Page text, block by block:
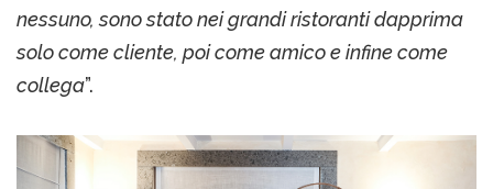
nessuno, sono stato nei grandi ristoranti dapprima
solo come cliente, poi come amico e infine come
collega”.